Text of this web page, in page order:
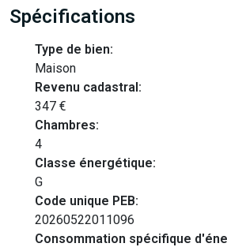
Spécifications
Type de bien:
Maison
Revenu cadastral:
347 €
Chambres:
4
Classe énergétique:
G
Code unique PEB:
20260522011096
Consommation spécifique